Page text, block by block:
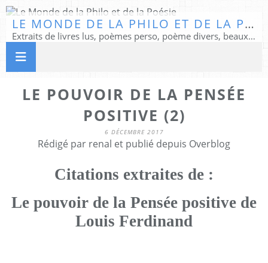
LE MONDE DE LA PHILO ET DE LA POÉSIE
Extraits de livres lus, poèmes perso, poème divers, beaux textes...
LE POUVOIR DE LA PENSÉE
POSITIVE (2)
6 DÉCEMBRE 2017
Rédigé par renal et publié depuis Overblog
Citations extraites de :
Le pouvoir de la Pensée positive de
Louis Ferdinand